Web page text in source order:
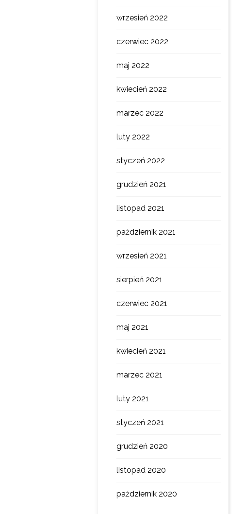
wrzesień 2022
czerwiec 2022
maj 2022
kwiecień 2022
marzec 2022
luty 2022
styczeń 2022
grudzień 2021
listopad 2021
październik 2021
wrzesień 2021
sierpień 2021
czerwiec 2021
maj 2021
kwiecień 2021
marzec 2021
luty 2021
styczeń 2021
grudzień 2020
listopad 2020
październik 2020